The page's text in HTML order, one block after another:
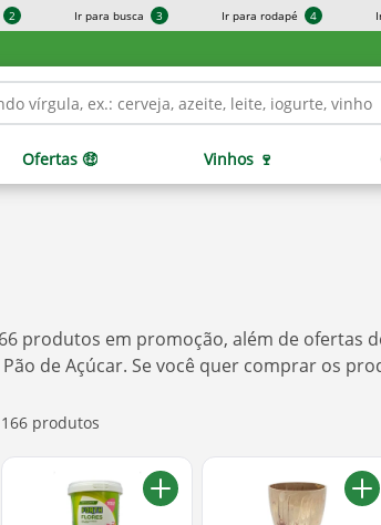
2 Ir para busca 3 Ir para rodapé 4
Ofertas 🤑 Vinhos 🍷
produtos em promoção, além de ofertas
Pão de Açúcar. Se você quer comprar os
166 produtos